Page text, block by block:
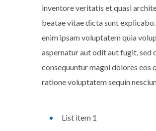
inventore veritatis et quasi
beatae vitae dicta sunt
enim ipsam voluptatem quia
aspernatur aut odit aut fugit, sed
consequuntur magni dolores eos
ratione voluptatem sequin
List item 1